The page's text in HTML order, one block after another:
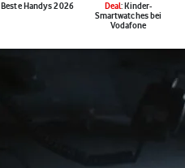
Beste Handys 2026 Deal: Kinder-
Smartwatches bei
Vodafone